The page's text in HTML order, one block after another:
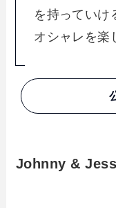
を持っていけ
オシャレを楽
Johnny &